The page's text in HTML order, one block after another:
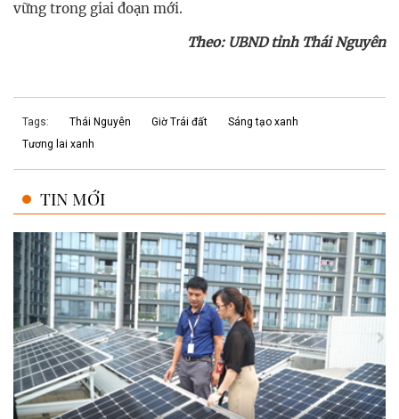
vững trong giai đoạn mới.
Theo: UBND tỉnh Thái Nguyên
Tags: Thái Nguyên Giờ Trái đất
Sáng tạo xanh
Tương lai xanh
TIN MỚI